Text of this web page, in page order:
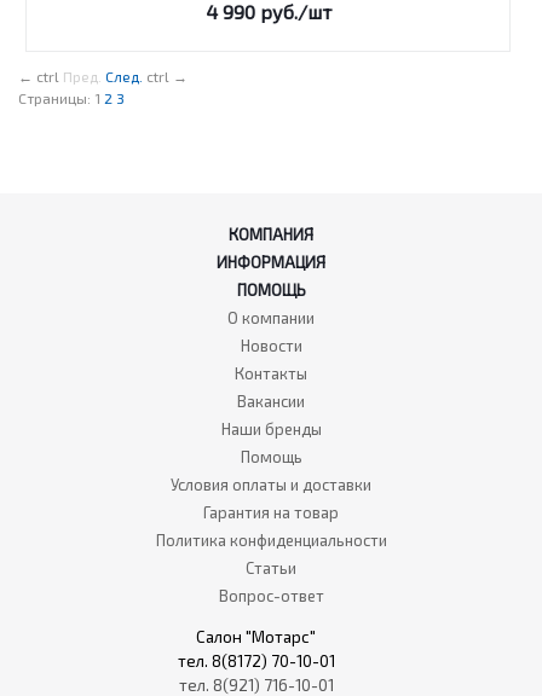
4 990 руб./шт
← ctrl Пред. След. ctrl →
Страницы: 1 2 3
КОМПАНИЯ
ИНФОРМАЦИЯ
ПОМОЩЬ
О компании
Новости
Контакты
Вакансии
Наши бренды
Помощь
Условия оплаты и доставки
Гарантия на товар
Политика конфиденциальности
Статьи
Вопрос-ответ
Салон "Мотарс"
тел. 8(8172) 70-10-01
тел. 8(921) 716-10-01